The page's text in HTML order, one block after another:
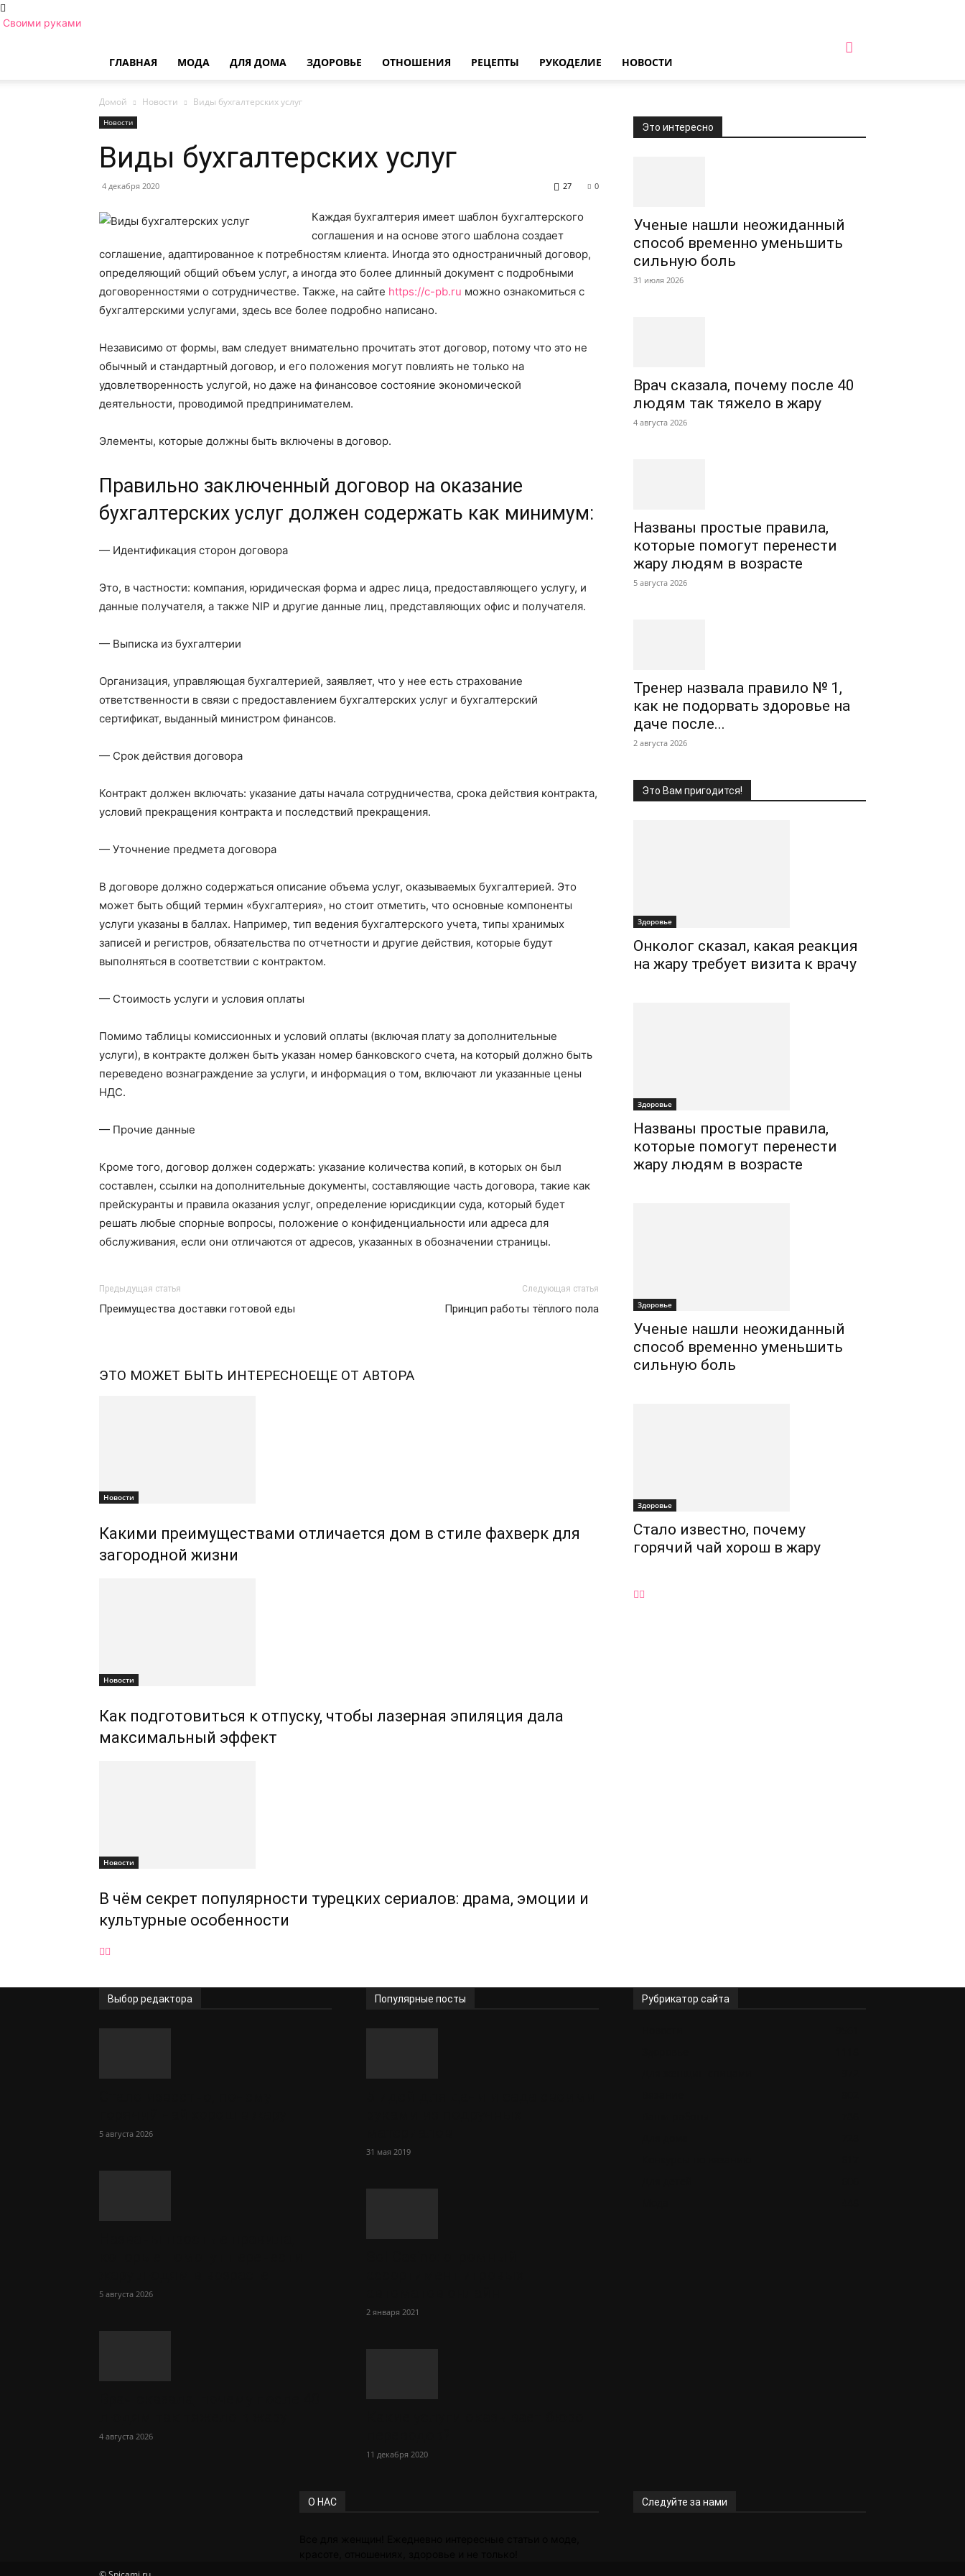
Своими руками
ГЛАВНАЯ МОДА ДЛЯ ДОМА ЗДОРОВЬЕ ОТНОШЕНИЯ РЕЦЕПТЫ РУКОДЕЛИЕ НОВОСТИ
Домой Новости Виды бухгалтерских услуг
Новости
Виды бухгалтерских услуг
4 декабря 2020 0
27
Каждая бухгалтерия имеет шаблон бухгалтерского
соглашения и на основе этого шаблона создает
соглашение, адаптированное к потребностям клиента. Иногда это одностраничный договор,
определяющий общий объем услуг, а иногда это более длинный документ с подробными
договоренностями о сотрудничестве. Также, на сайте https://c-pb.ru можно ознакомиться с
бухгалтерскими услугами, здесь все более подробно написано.
Независимо от формы, вам следует внимательно прочитать этот договор, потому что это не
обычный и стандартный договор, и его положения могут повлиять не только на
удовлетворенность услугой, но даже на финансовое состояние экономической
деятельности, проводимой предпринимателем.
Элементы, которые должны быть включены в договор.
Правильно заключенный договор на оказание
бухгалтерских услуг должен содержать как минимум:
— Идентификация сторон договора
Это, в частности: компания, юридическая форма и адрес лица, предоставляющего услугу, и
данные получателя, а также NIP и другие данные лиц, представляющих офис и получателя.
— Выписка из бухгалтерии
Организация, управляющая бухгалтерией, заявляет, что у нее есть страхование
ответственности в связи с предоставлением бухгалтерских услуг и бухгалтерский
сертификат, выданный министром финансов.
— Срок действия договора
Контракт должен включать: указание даты начала сотрудничества, срока действия контракта,
условий прекращения контракта и последствий прекращения.
— Уточнение предмета договора
В договоре должно содержаться описание объема услуг, оказываемых бухгалтерией. Это
может быть общий термин «бухгалтерия», но стоит отметить, что основные компоненты
услуги указаны в баллах. Например, тип ведения бухгалтерского учета, типы хранимых
записей и регистров, обязательства по отчетности и другие действия, которые будут
выполняться в соответствии с контрактом.
— Стоимость услуги и условия оплаты
Помимо таблицы комиссионных и условий оплаты (включая плату за дополнительные
услуги), в контракте должен быть указан номер банковского счета, на который должно быть
переведено вознаграждение за услуги, и информация о том, включают ли указанные цены
НДС.
— Прочие данные
Кроме того, договор должен содержать: указание количества копий, в которых он был
составлен, ссылки на дополнительные документы, составляющие часть договора, такие как
прейскуранты и правила оказания услуг, определение юрисдикции суда, который будет
решать любые спорные вопросы, положение о конфиденциальности или адреса для
обслуживания, если они отличаются от адресов, указанных в обозначении страницы.
Предыдущая статья
Преимущества доставки готовой еды
Следующая статья
Принцип работы тёплого пола
ЭТО МОЖЕТ БЫТЬ ИНТЕРЕСНОЕЩЕ ОТ АВТОРА
Новости
Какими преимуществами отличается дом в стиле фахверк для
загородной жизни
Новости
Как подготовиться к отпуску, чтобы лазерная эпиляция дала
максимальный эффект
Новости
В чём секрет популярности турецких сериалов: драма, эмоции и
культурные особенности
Это интересно
Ученые нашли неожиданный
способ временно уменьшить
сильную боль
31 июля 2026
Врач сказала, почему после 40
людям так тяжело в жару
4 августа 2026
Названы простые правила,
которые помогут перенести
жару людям в возрасте
5 августа 2026
Тренер назвала правило № 1,
как не подорвать здоровье на
даче после...
2 августа 2026
Это Вам пригодится!
Здоровье
Онколог сказал, какая реакция
на жару требует визита к врачу
Здоровье
Названы простые правила,
которые помогут перенести
жару людям в возрасте
Здоровье
Ученые нашли неожиданный
способ временно уменьшить
сильную боль
Здоровье
Стало известно, почему
горячий чай хорош в жару
Выбор редактора
5 августа 2026
5 августа 2026
4 августа 2026
Популярные посты
31 мая 2019
2 января 2021
11 декабря 2020
Рубрикатор сайта
О НАС Следуйте за нами